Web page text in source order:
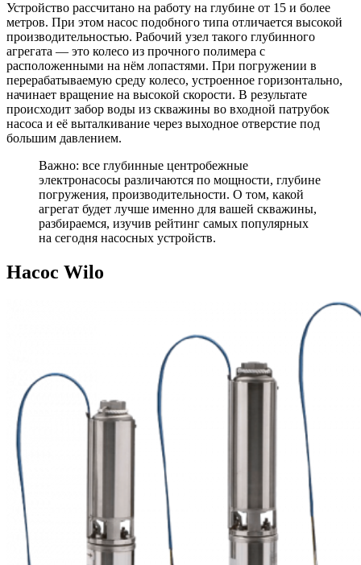
Устройство рассчитано на работу на глубине от 15 и более
метров. При этом насос подобного типа отличается высокой
производительностью. Рабочий узел такого глубинного
агрегата — это колесо из прочного полимера с
расположенными на нём лопастями. При погружении в
перерабатываемую среду колесо, устроенное горизонтально,
начинает вращение на высокой скорости. В результате
происходит забор воды из скважины во входной патрубок
насоса и её выталкивание через выходное отверстие под
большим давлением.
Важно: все глубинные центробежные
электронасосы различаются по мощности, глубине
погружения, производительности. О том, какой
агрегат будет лучше именно для вашей скважины,
разбираемся, изучив рейтинг самых популярных
на сегодня насосных устройств.
Насос Wilo